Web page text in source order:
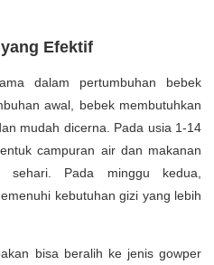
Efektif
dalam pertumbuhan bebek
awal, bebek membutuhkan
mudah dicerna. Pada usia 1-14
campuran air dan makanan
Pada minggu kedua,
kebutuhan gizi yang lebih
bisa beralih ke jenis gowper